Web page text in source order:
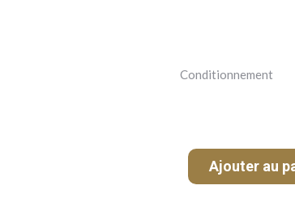
Conditionnement
Ajouter au